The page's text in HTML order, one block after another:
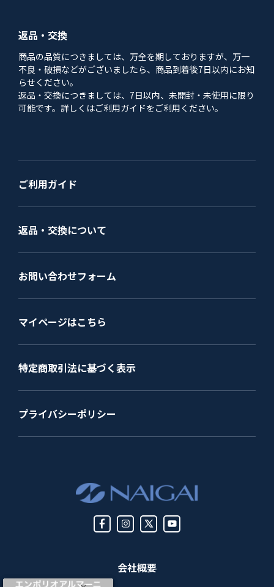
会社概要
返品・交換
商品の品質につきましては、万全を期しておりますが、万一
不良・破損などがございましたら、商品到着後7日以内にお知
らせください。
返品・交換につきましては、7日以内、未開封・未使用に限り
可能です。詳しくはご利用ガイドをご利用ください。
ご利用ガイド
返品・交換について
お問い合わせフォーム
マイページはこちら
特定商取引法に基づく表示
プライバシーポリシー